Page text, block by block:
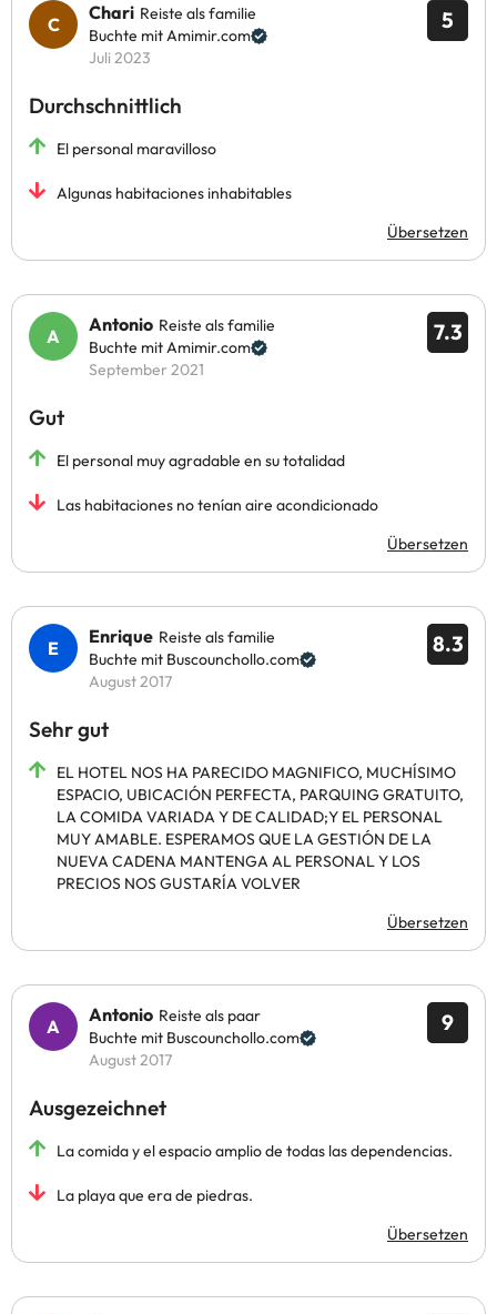
5
Chari Reiste als familie
Buchte mit Amimir.com
Juli 2023
Durchschnittlich
El personal maravilloso
Algunas habitaciones inhabitables
Übersetzen
7.3
Antonio Reiste als familie
Buchte mit Amimir.com
September 2021
Gut
El personal muy agradable en su totalidad
Las habitaciones no tenían aire acondicionado
Übersetzen
8.3
Enrique Reiste als familie
Buchte mit Buscounchollo.com
August 2017
Sehr gut
EL HOTEL NOS HA PARECIDO MAGNIFICO, MUCHÍSIMO
ESPACIO, UBICACIÓN PERFECTA, PARQUING GRATUITO,
LA COMIDA VARIADA Y DE CALIDAD;Y EL PERSONAL
MUY AMABLE. ESPERAMOS QUE LA GESTIÓN DE LA
NUEVA CADENA MANTENGA AL PERSONAL Y LOS
PRECIOS NOS GUSTARÍA VOLVER
Übersetzen
9
Antonio Reiste als paar
Buchte mit Buscounchollo.com
August 2017
Ausgezeichnet
La comida y el espacio amplio de todas las dependencias.
La playa que era de piedras.
Übersetzen